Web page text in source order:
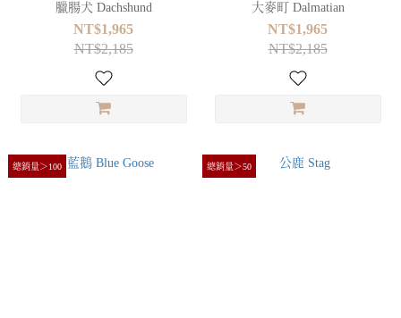
臘腸犬 Dachshund
NT$1,965
NT$2,185
大麥町 Dalmatian
NT$1,965
NT$2,185
總銷量＞100 總銷量＞50